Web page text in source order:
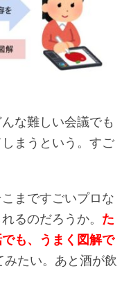
な難しい会議でも
まうという。すご
まですごいプロな
るのだろうか。 た
も、うまく図解で
みたい。あと酒が飲